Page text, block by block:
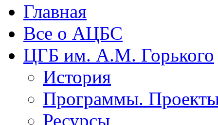
Главная
Все о АЦБС
ЦГБ им. А.М. Горького
История
Программы.
Ресурсы